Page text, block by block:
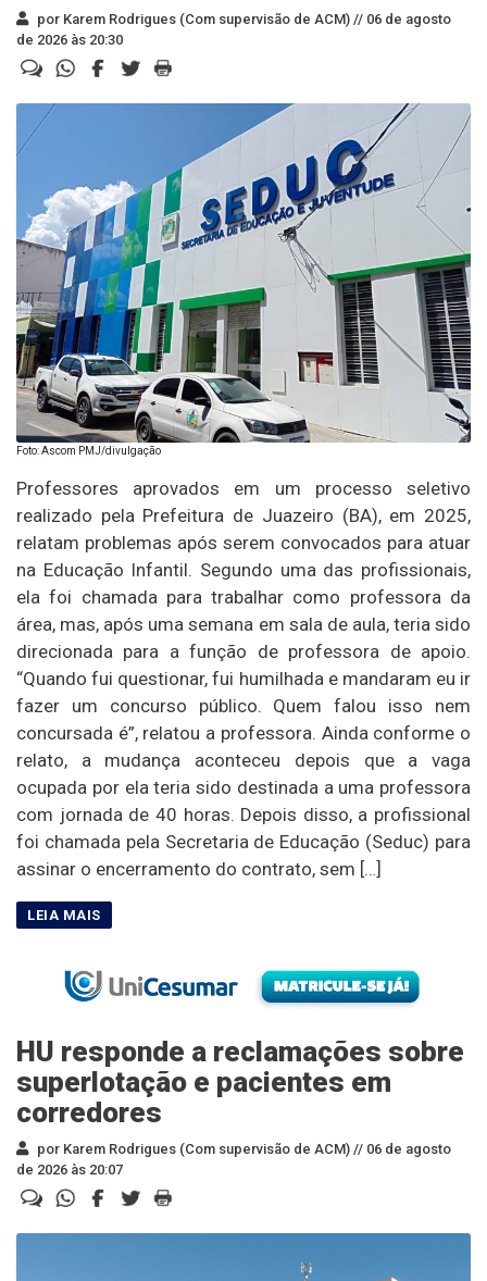
por Karem Rodrigues (Com supervisão de ACM) // 06 de agosto
de 2026 às 20:30
Foto: Ascom PMJ/divulgação
Professores aprovados em um processo seletivo
realizado pela Prefeitura de Juazeiro (BA), em 2025,
relatam problemas após serem convocados para atuar
na Educação Infantil. Segundo uma das profissionais,
ela foi chamada para trabalhar como professora da
área, mas, após uma semana em sala de aula, teria sido
direcionada para a função de professora de apoio.
“Quando fui questionar, fui humilhada e mandaram eu ir
fazer um concurso público. Quem falou isso nem
concursada é”, relatou a professora. Ainda conforme o
relato, a mudança aconteceu depois que a vaga
ocupada por ela teria sido destinada a uma professora
com jornada de 40 horas. Depois disso, a profissional
foi chamada pela Secretaria de Educação (Seduc) para
assinar o encerramento do contrato, sem […]
HU responde a reclamações sobre
superlotação e pacientes em
corredores
por Karem Rodrigues (Com supervisão de ACM) // 06 de agosto
de 2026 às 20:07